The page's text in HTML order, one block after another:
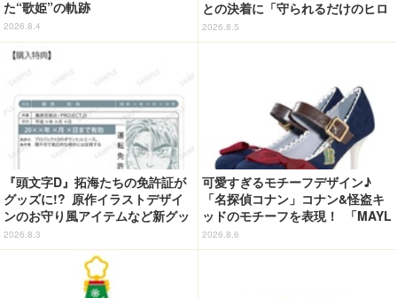
た“歌姫”の軌跡
2026.8.4
との決着に「守られるだけのヒロ
インじゃなくなった」【第5話ネ
タバレあり反応まとめ】
2026.8.5
『頭文字D』拓海たちの免許証が
グッズに!? 原作イラストデザイ
ンのお守り風アイテムなど新グッ
ズが目白押し
2026.8.3
可愛すぎるモチーフデザイン♪
「名探偵コナン」コナン&怪盗キ
ッドのモチーフを表現！ 「MAYL
A」パンプスがセール実施中【3
0％オフセール】
2026.8.6